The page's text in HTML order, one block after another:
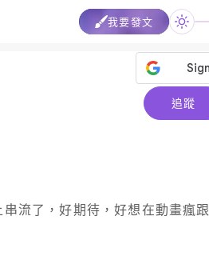
我要發文
追蹤
流了，好期待，好想在動畫瘋跟